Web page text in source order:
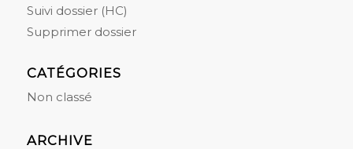
Suivi dossier (HC)
Supprimer dossier
CATÉGORIES
Non classé
ARCHIVE